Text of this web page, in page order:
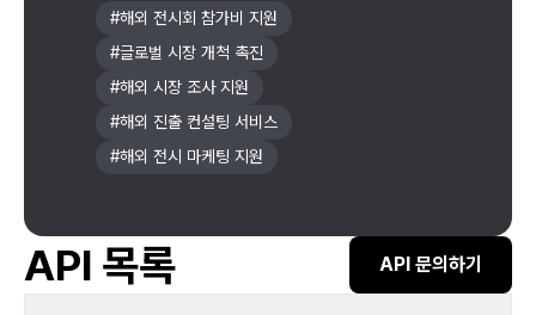
#해외 전시회 참가비 지원
#글로벌 시장 개척 촉진
#해외 시장 조사 지원
#해외 진출 컨설팅 서비스
#해외 전시 마케팅 지원
API 목록 API 문의하기